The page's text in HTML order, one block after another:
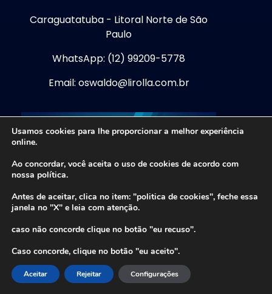
Caraguatatuba - Litoral Norte de São
Paulo
WhatsApp: (12) 99209-5778
Email: oswaldo@lirolla.com.br
Usamos cookies para lhe proporcionar a melhor experiência
online.
Ao concordar, você aceita o uso de cookies de acordo com
nossa política.
Antes de aceitar, clica no item: "politica de cookies", feche essa
janela no "X" e leia com atenção.
caso não concorde clique no botão "eu recuso".
Caso concorde, clique no botão "eu aceito".
Aceitar Rejeitar Configurações